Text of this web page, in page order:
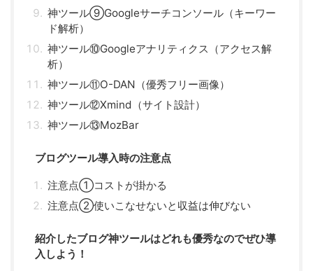
神ツール⑨Googleサーチコンソール（キーワー
ド解析）
神ツール⑩Googleアナリティクス（アクセス解
析）
神ツール⑪O-DAN（優秀フリー画像）
神ツール⑫Xmind（サイト設計）
神ツール⑬MozBar
ブログツール導入時の注意点
注意点①コストが掛かる
注意点②使いこなせないと収益は伸びない
紹介したブログ神ツールはどれも優秀なのでぜひ導
入しよう！